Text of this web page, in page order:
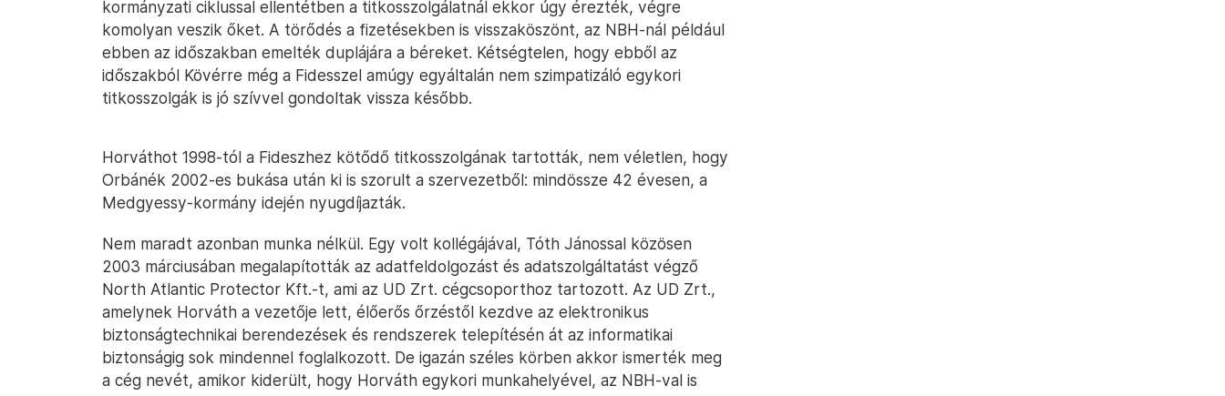
kormányzati ciklussal ellentétben a titkosszolgálatnál ekkor úgy érezték, végre
komolyan veszik őket. A törődés a fizetésekben is visszaköszönt, az NBH-nál például
ebben az időszakban emelték duplájára a béreket. Kétségtelen, hogy ebből az
időszakból Kövérre még a Fidesszel amúgy egyáltalán nem szimpatizáló egykori
titkosszolgák is jó szívvel gondoltak vissza később.
Horváthot 1998-tól a Fideszhez kötődő titkosszolgának tartották, nem véletlen, hogy
Orbánék 2002-es bukása után ki is szorult a szervezetből: mindössze 42 évesen, a
Medgyessy-kormány idején nyugdíjazták.
Nem maradt azonban munka nélkül. Egy volt kollégájával, Tóth Jánossal közösen
2003 márciusában megalapították az adatfeldolgozást és adatszolgáltatást végző
North Atlantic Protector Kft.-t, ami az UD Zrt. cégcsoporthoz tartozott. Az UD Zrt.,
amelynek Horváth a vezetője lett, élőerős őrzéstől kezdve az elektronikus
biztonságtechnikai berendezések és rendszerek telepítésén át az informatikai
biztonságig sok mindennel foglalkozott. De igazán széles körben akkor ismerték meg
a cég nevét, amikor kiderült, hogy Horváth egykori munkahelyével, az NBH-val is